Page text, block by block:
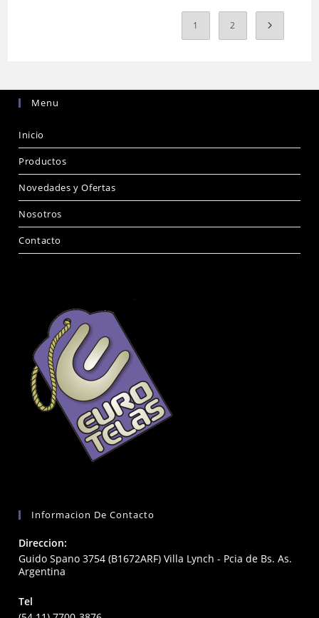
1 2
Menu
Inicio
Productos
Novedades y Ofertas
Nosotros
Contacto
Informacion De Contacto
Direccion:
Guido Spano 3754 (B1672ARF) Villa Lynch - Pcia de Bs. As.
Argentina
Tel